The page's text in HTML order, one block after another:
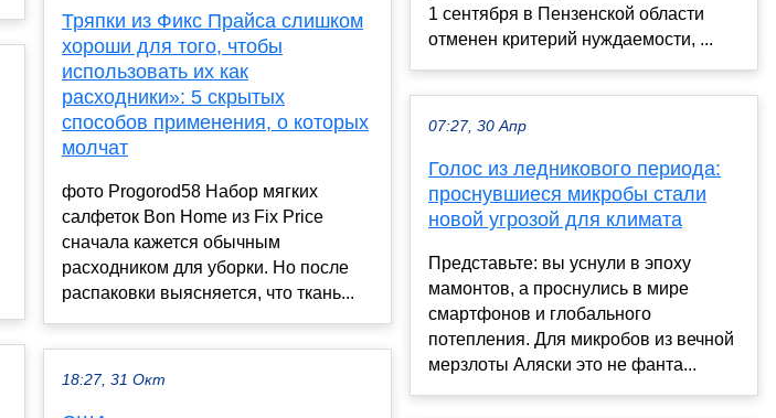
Тряпки из Фикс Прайса слишком
хороши для того, чтобы
использовать их как
расходники»: 5 скрытых
способов применения, о которых
молчат
фото Progorod58 Набор мягких
салфеток Bon Home из Fix Price
сначала кажется обычным
расходником для уборки. Но после
распаковки выясняется, что ткань...
18:27, 31 Окт
1 сентября в Пензенской области
отменен критерий нуждаемости, ...
07:27, 30 Апр
Голос из ледникового периода:
проснувшиеся микробы стали
новой угрозой для климата
Представьте: вы уснули в эпоху
мамонтов, а проснулись в мире
смартфонов и глобального
потепления. Для микробов из вечной
мерзлоты Аляски это не фанта...